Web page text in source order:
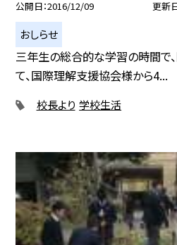
公開日 2016/12/09 更新
おしらせ
三年生の総合的な学習の時間で
て、国際理解支援協会様から4...
校長より 学校生活